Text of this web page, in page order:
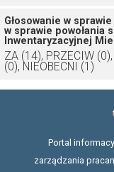
Głosowanie w
w sprawie powołania
Inwentaryzacyjnej
ZA (14), PRZECIW
(0), NIEOBECNI (1)
Portal
zarządzania